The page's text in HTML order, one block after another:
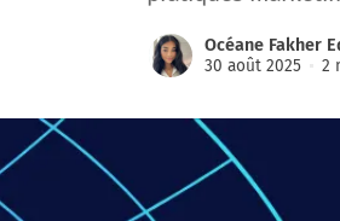
Océane Fakher
30 août 2025
2